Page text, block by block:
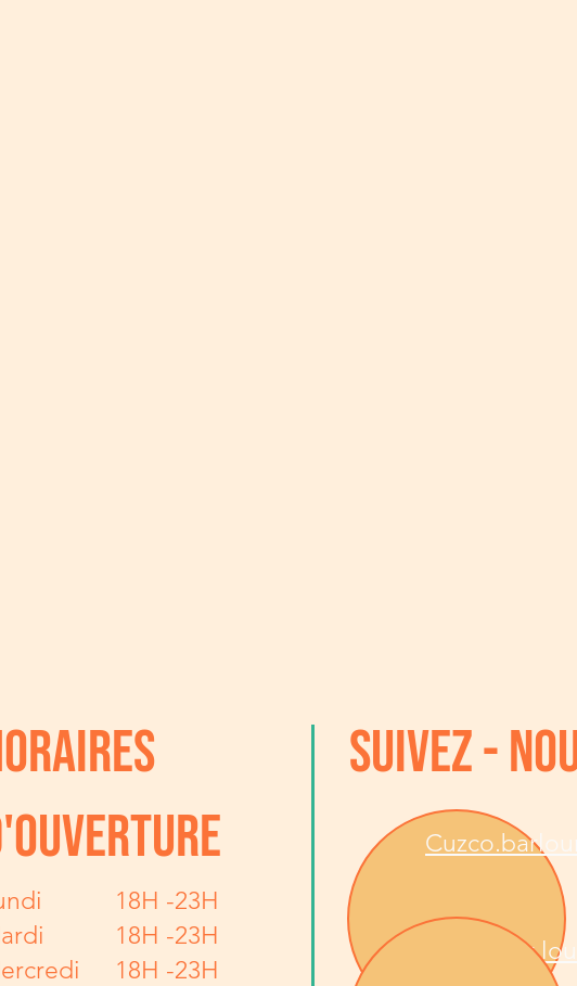
SUIVEZ -
18H -23H
18H -23H
18H -23H
Cuzco bar